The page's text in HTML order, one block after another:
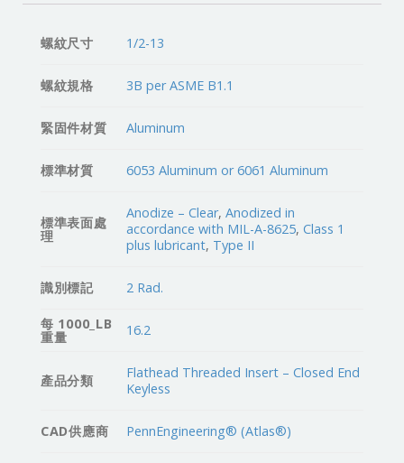
螺紋尺寸 1/2-13
螺紋規格 3B per ASME B1.1
緊固件材質 Aluminum
標準材質 6053 Aluminum or 6061 Aluminum
標準表面處
理
Anodize – Clear,Anodized in
accordance with MIL-A-8625,Class 1
plus lubricant, Type II
識別標記 2 Rad.
每 1000_LB
重量 16.2
產品分類
Flathead Threaded Insert – Closed End
Keyless
CAD供應商 PennEngineering® (Atlas®)